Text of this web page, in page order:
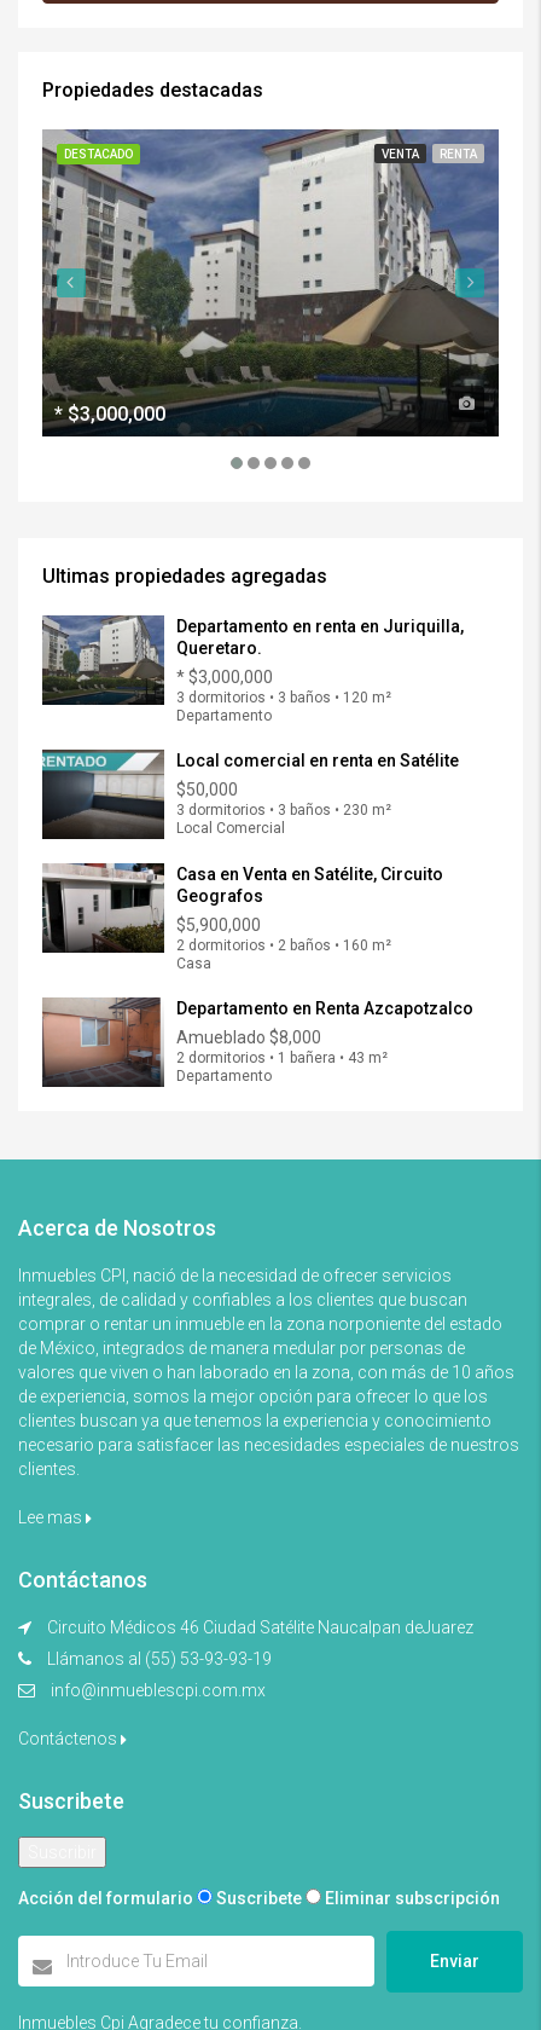
Propiedades destacadas
DESTACADO VENTA RENTA
* $3,000,000
Ultimas propiedades agregadas
Departamento en renta en Juriquilla,
Queretaro.
*$3,000,000
3 dormitorios • 3 baños • 120 m²
Departamento
Local comercial en renta en Satélite
$50,000
3 dormitorios • 3 baños • 230 m²
Local Comercial
Casa en Venta en Satélite, Circuito
Geografos
$5,900,000
2 dormitorios • 2 baños • 160 m²
Casa
Departamento en Renta Azcapotzalco
Amueblado $8,000
2 dormitorios • 1 bañera • 43 m²
Departamento
Acerca de Nosotros
Inmuebles CPI, nació de la necesidad de ofrecer servicios
integrales, de calidad y confiables a los clientes que buscan
comprar o rentar un inmueble en la zona norponiente del estado
de México, integrados de manera medular por personas de
valores que viven o han laborado en la zona, con más de 10 años
de experiencia, somos la mejor opción para ofrecer lo que los
clientes buscan ya que tenemos la experiencia y conocimiento
necesario para satisfacer las necesidades especiales de nuestros
clientes.
Lee mas
Contáctanos
Circuito Médicos 46 Ciudad Satélite Naucalpan deJuarez
Llámanos al (55) 53-93-93-19
info@inmueblescpi.com.mx
Contáctenos
Suscribete
Acción del formulario Suscribete Eliminar subscripción
Enviar
Inmuebles Cpi Agradece tu confianza.